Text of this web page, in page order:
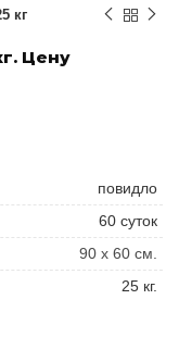
кг
Цену
повидло
60 суток
90 х 60 см.
25 кг.